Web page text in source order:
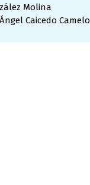
Molina
Caicedo Camelo